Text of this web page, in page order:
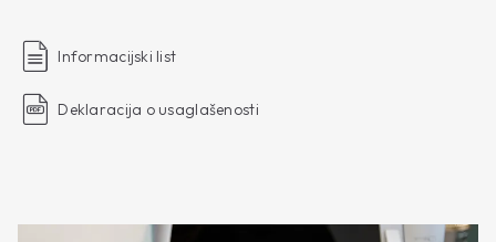
Informacijski list
Deklaracija o usaglašenosti